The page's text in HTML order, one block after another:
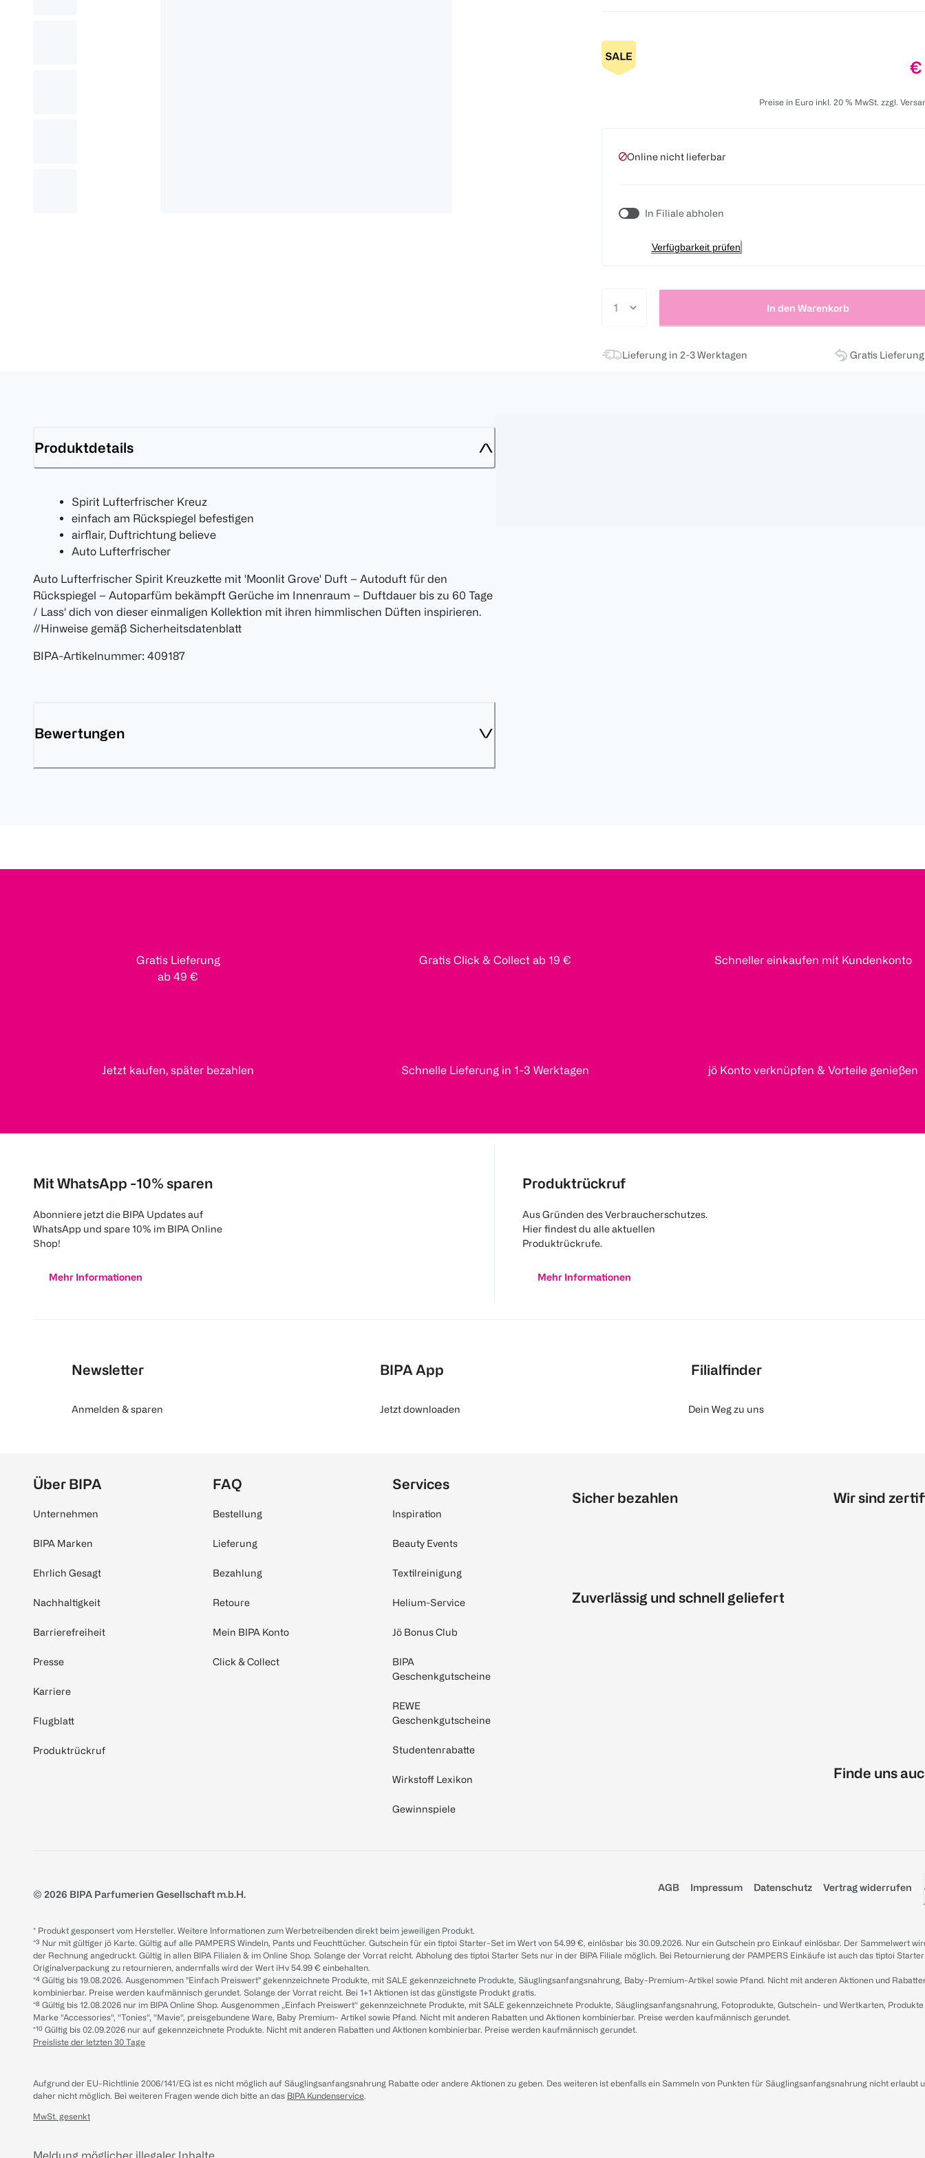
€
Preise in Euro inkl. 20 % MwSt. zzgl.
Online nicht lieferbar
In Filiale abholen
Verfügbarkeit prüfen
In den Warenkorb
Lieferung in 2-3 Werktagen Gratis
Produktdetails
Spirit Lufterfrischer Kreuz
einfach am Rückspiegel befestigen
airflair, Duftrichtung believe
Auto Lufterfrischer
Auto Lufterfrischer Spirit Kreuzkette mit 'Moonlit Grove' Duft – Autoduft für den
Rückspiegel – Autoparfüm bekämpft Gerüche im Innenraum – Duftdauer bis zu 60 Tage
/ Lass‘ dich von dieser einmaligen Kollektion mit ihren himmlischen Düften inspirieren.
//Hinweise gemäß Sicherheitsdatenblatt
BIPA-Artikelnummer: 409187
Bewertungen
Gratis Lieferung
ab 49 €
Gratis Click & Collect ab 19 € Schneller einkaufen mit Kundenkonto
Jetzt kaufen, später bezahlen Schnelle Lieferung in 1-3 Werktagen jö Konto verknüpfen & Vorteile genießen
Mit WhatsApp -10% sparen
Abonniere jetzt die BIPA Updates auf
WhatsApp und spare 10% im BIPA Online
Shop!
Mehr Informationen
Produktrückruf
Aus Gründen des Verbraucherschutzes.
Hier findest du alle aktuellen
Produktrückrufe.
Mehr Informationen
Newsletter
Anmelden & sparen
BIPA App
Jetzt downloaden
Filialfinder
Dein Weg zu uns
Über BIPA
Unternehmen
BIPA Marken
Ehrlich Gesagt
Nachhaltigkeit
Barrierefreiheit
Presse
Karriere
Flugblatt
Produktrückruf
FAQ
Bestellung
Lieferung
Bezahlung
Retoure
Mein BIPA Konto
Click & Collect
Services
Inspiration
Beauty Events
Textilreinigung
Helium-Service
Jö Bonus Club
BIPA
Geschenkgutscheine
REWE
Geschenkgutscheine
Studentenrabatte
Wirkstoff Lexikon
Gewinnspiele
Sicher bezahlen
Zuverlässig und schnell geliefert
Wir sind
Finde uns
© 2026 BIPA Parfumerien Gesellschaft m.b.H.
AGB Impressum Datenschutz Vertrag widerrufen
* Produkt gesponsert vom Hersteller. Weitere Informationen zum Werbetreibenden direkt beim jeweiligen Produkt.
*³ Nur mit gültiger jö Karte. Gültig auf alle PAMPERS Windeln, Pants und Feuchttücher. Gutschein für ein tiptoi Starter-Set im Wert von 54.99 €, einlösbar bis 30.09.2026. Nur ein Gutschein pro Einkauf einlösbar. Der Sammelwert
der Rechnung angedruckt. Gültig in allen BIPA Filialen & im Online Shop. Solange der Vorrat reicht. Abholung des tiptoi Starter Sets nur in der BIPA Filiale möglich. Bei Retournierung der PAMPERS Einkäufe ist auch das tiptoi
Originalverpackung zu retournieren, andernfalls wird der Wert iHv 54.99 € einbehalten.
*⁴ Gültig bis 19.08.2026. Ausgenommen "Einfach Preiswert" gekennzeichnete Produkte, mit SALE gekennzeichnete Produkte, Säuglingsanfangsnahrung, Baby-Premium-Artikel sowie Pfand. Nicht mit anderen Aktionen und
kombinierbar. Preise werden kaufmännisch gerundet. Solange der Vorrat reicht. Bei 1+1 Aktionen ist das günstigste Produkt gratis.
*⁸ Gültig bis 12.08.2026 nur im BIPA Online Shop. Ausgenommen „Einfach Preiswert“ gekennzeichnete Produkte, mit SALE gekennzeichnete Produkte, Säuglingsanfangsnahrung, Fotoprodukte, Gutschein- und Wertkarten,
Marke “Accessories“, “Tonies“, “Mavie“, preisgebundene Ware, Baby Premium- Artikel sowie Pfand. Nicht mit anderen Rabatten und Aktionen kombinierbar. Preise werden kaufmännisch gerundet.
*¹⁰ Gültig bis 02.09.2026 nur auf gekennzeichnete Produkte. Nicht mit anderen Rabatten und Aktionen kombinierbar. Preise werden kaufmännisch gerundet.
Preisliste der letzten 30 Tage
Aufgrund der EU-Richtlinie 2006/141/EG ist es nicht möglich auf Säuglingsanfangsnahrung Rabatte oder andere Aktionen zu geben. Des weiteren ist ebenfalls ein Sammeln von Punkten für Säuglingsanfangsnahrung nicht erlaubt
daher nicht möglich. Bei weiteren Fragen wende dich bitte an das BIPA Kundenservice.
MwSt. gesenkt
Meldung möglicher illegaler Inhalte